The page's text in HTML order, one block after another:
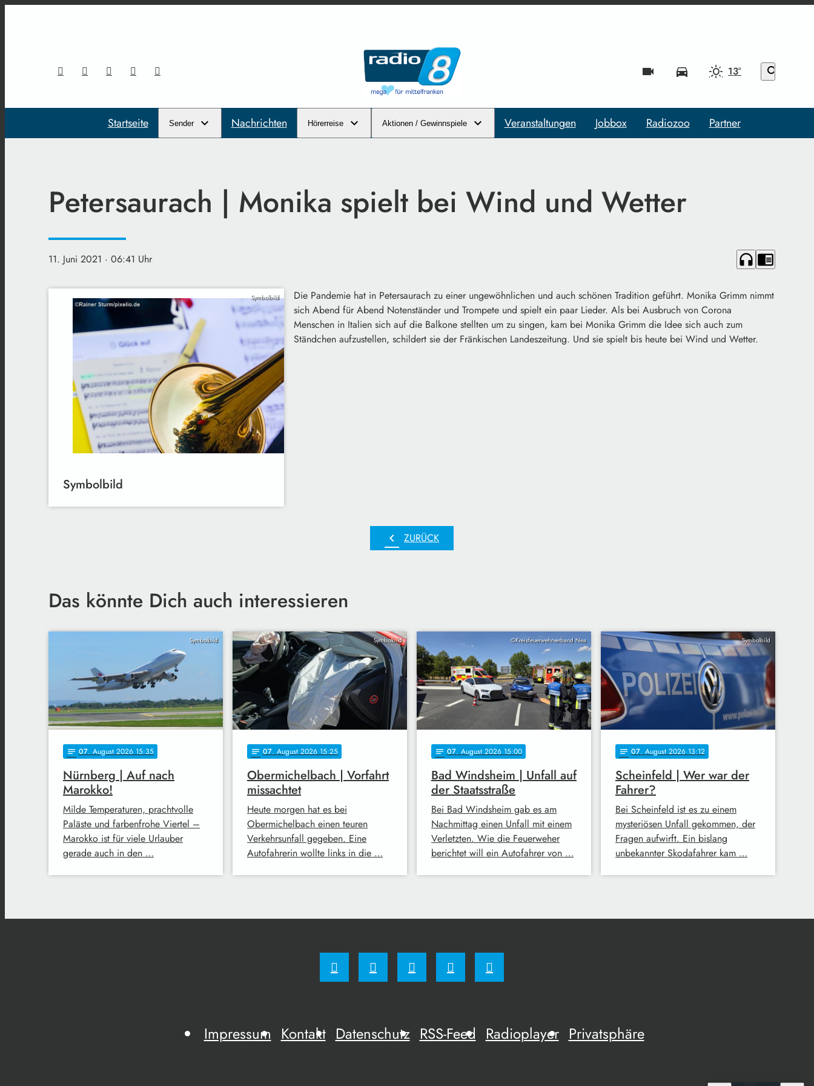
videocam directions_car 13° search
Startseite Sender Nachrichten Hörerreise Aktionen / Gewinnspiele Veranstaltungen Jobbox Radiozoo Partner
Petersaurach | Monika spielt bei Wind und Wetter
11. Juni 2021 · 06:41 Uhr headphones chrome_reader_mode
Symbolbild
Symbolbild
Die Pandemie hat in Petersaurach zu einer ungewöhnlichen und auch schönen Tradition geführt. Monika Grimm nimmt
sich Abend für Abend Notenständer und Trompete und spielt ein paar Lieder. Als bei Ausbruch von Corona
Menschen in Italien sich auf die Balkone stellten um zu singen, kam bei Monika Grimm die Idee sich auch zum
Ständchen aufzustellen, schildert sie der Fränkischen Landeszeitung. Und sie spielt bis heute bei Wind und Wetter.
chevron_left ZURÜCK
Das könnte Dich auch interessieren
Symbolbild
notes 07. August 2026 15:35
Nürnberg | Auf nach
Marokko!
Milde Temperaturen, prachtvolle
Paläste und farbenfrohe Viertel –
Marokko ist für viele Urlauber
gerade auch in den …
Symbolbild
notes 07. August 2026 15:25
Obermichelbach | Vorfahrt
missachtet
Heute morgen hat es bei
Obermichelbach einen teuren
Verkehrsunfall gegeben. Eine
Autofahrerin wollte links in die …
©Kreisfeuerwehrverband Nea
notes 07. August 2026 15:00
Bad Windsheim | Unfall auf
der Staatsstraße
Bei Bad Windsheim gab es am
Nachmittag einen Unfall mit einem
Verletzten. Wie die Feuerweher
berichtet will ein Autofahrer von …
Symbolbild
notes 07. August 2026 13:12
Scheinfeld | Wer war der
Fahrer?
Bei Scheinfeld ist es zu einem
mysteriösen Unfall gekommen, der
Fragen aufwirft. Ein bislang
unbekannter Skodafahrer kam …
Impressum Kontakt Datenschutz RSS-Feed Radioplayer Privatsphäre